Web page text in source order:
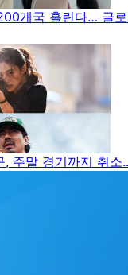
개국 홀린다… 글
주말 경기까지 취소